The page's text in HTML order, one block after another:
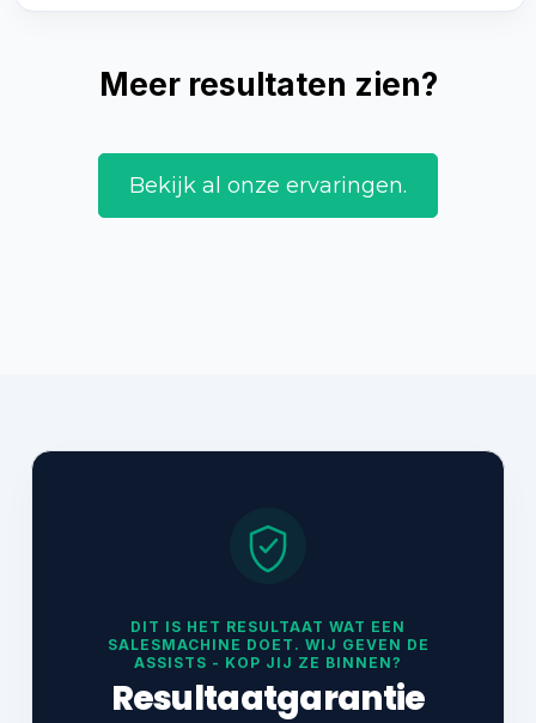
Meer resultaten zien?
Bekijk al onze ervaringen.
DIT IS HET RESULTAAT WAT EEN
SALESMACHINE DOET. WIJ GEVEN DE
ASSISTS - KOP JIJ ZE BINNEN?
Resultaatgarantie